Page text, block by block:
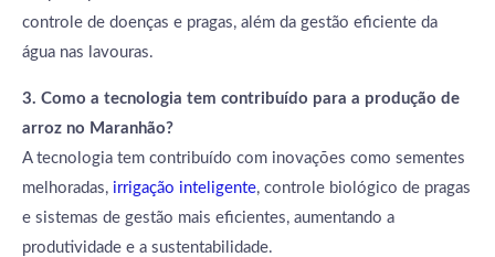
controle de doenças e pragas, além da gestão eficiente da
água nas lavouras.
3. Como a tecnologia tem contribuído para a produção de
arroz no Maranhão?
A tecnologia tem contribuído com inovações como sementes
melhoradas, irrigação inteligente, controle biológico de pragas
e sistemas de gestão mais eficientes, aumentando a
produtividade e a sustentabilidade.